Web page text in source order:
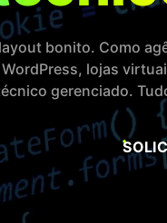
bonito. Como
lojas
gerenciado.